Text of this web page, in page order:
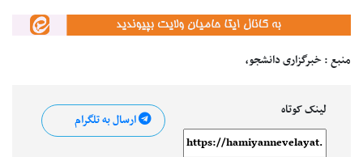
منبع : خبرگزاری دانشجو،
لینک کوتاه
ارسال به تلگرام